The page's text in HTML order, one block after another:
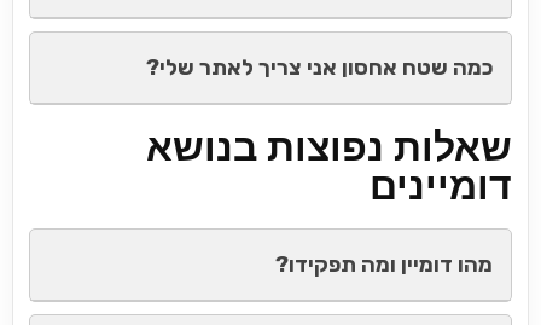
כמה שטח אחסון אני צריך לאתר שלי?
שאלות נפוצות בנושא
דומיינים
מהו דומיין ומה תפקידו?